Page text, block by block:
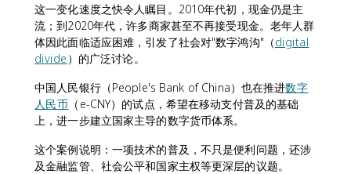
这一变化速度之快令人瞩目。2010年代初，现金仍是主
流；到2020年代，许多商家甚至不再接受现金。老年人群
体因此面临适应困难，引发了社会对"数字鸿沟"（digital
divide ）的广泛讨论。
中国人民银行（People's Bank of China）也在推进数字
人民币 （e-CNY）的试点，希望在移动支付普及的基础
上，进一步建立国家主导的数字货币体系。
这个案例说明：一项技术的普及，不只是便利问题，还涉
及金融监管、社会公平和国家主权等更深层的议题。